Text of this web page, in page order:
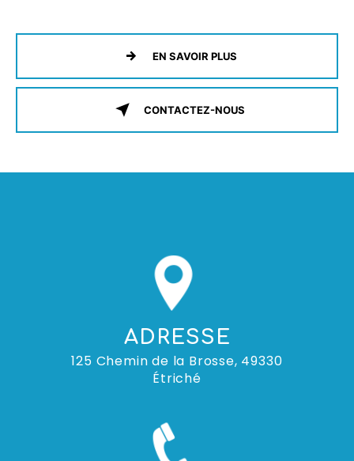
EN SAVOIR PLUS
CONTACTEZ-NOUS
ADRESSE
125 Chemin de la Brosse, 49330
Étriché